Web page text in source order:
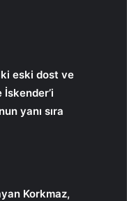
eski dost ve
yanı sıra
Korkmaz,